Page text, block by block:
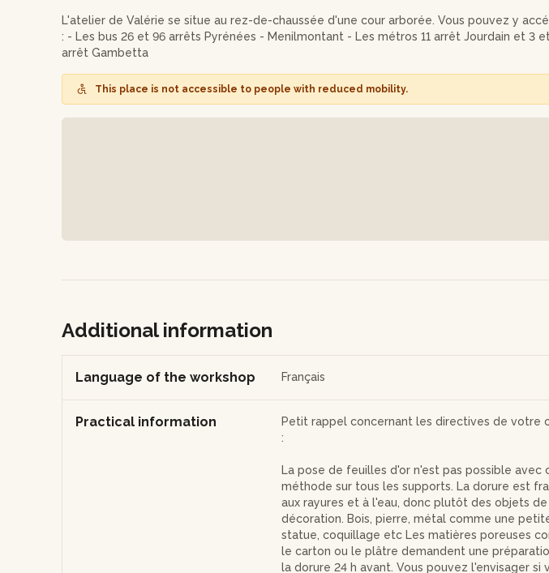
L'atelier de Valérie se situe au rez-de-chaussée d'une cour arborée. Vous pouvez y
: - Les bus 26 et 96 arrêts Pyrénées - Menilmontant - Les métros 11 arrêt Jourdain et 3
arrêt Gambetta
This place is not accessible to people with reduced mobility.
Additional information
Language of the workshop Français
Practical information
Petit rappel concernant les directives de votre
:
La pose de feuilles d'or n'est pas possible avec
méthode sur tous les supports. La dorure est
aux rayures et à l'eau, donc plutôt des objets de
décoration. Bois, pierre, métal comme une
statue, coquillage etc Les matières poreuses
le carton ou le plâtre demandent une
la dorure 24 h avant. Vous pouvez l'envisager si